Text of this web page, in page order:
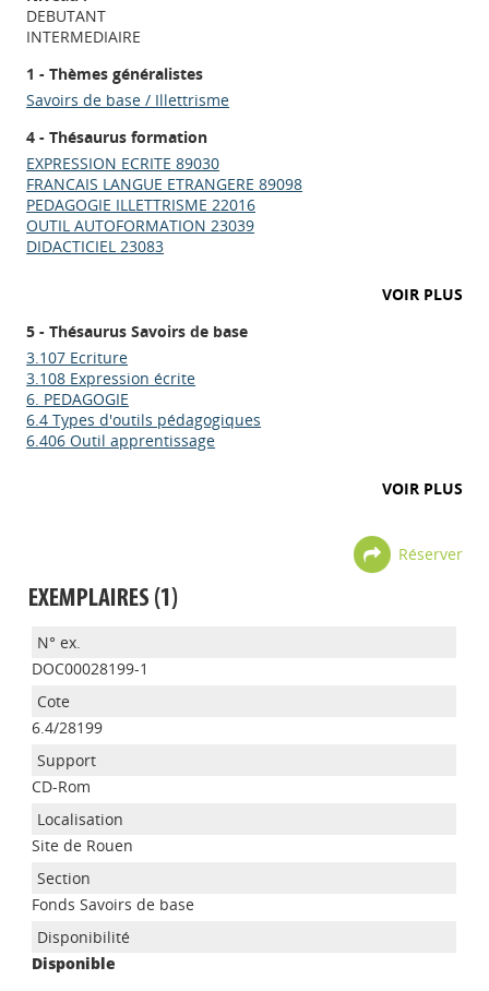
DEBUTANT
INTERMEDIAIRE
1 - Thèmes généralistes
Savoirs de base / Illettrisme
4 - Thésaurus formation
EXPRESSION ECRITE 89030
FRANCAIS LANGUE ETRANGERE 89098
PEDAGOGIE ILLETTRISME 22016
OUTIL AUTOFORMATION 23039
DIDACTICIEL 23083
VOIR PLUS
5 - Thésaurus Savoirs de base
3.107 Ecriture
3.108 Expression écrite
6. PEDAGOGIE
6.4 Types d'outils pédagogiques
6.406 Outil apprentissage
VOIR PLUS
Réserver
EXEMPLAIRES (1)
DOC00028199-1
6.4/28199
CD-Rom
Site de Rouen
Fonds Savoirs de base
Disponible
Appels à projets